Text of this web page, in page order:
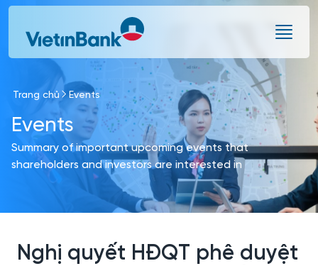
Skip to Main Content
Trang chủ Events
Events
Summary of important upcoming events that
shareholders and investors are interested in
Nghị quyết HĐQT phê duyệt